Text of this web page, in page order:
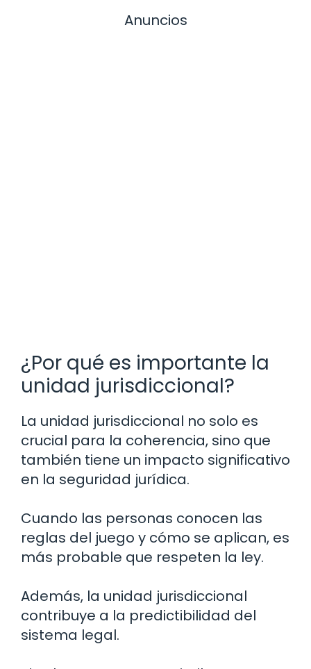
Anuncios
¿Por qué es importante la
unidad jurisdiccional?
La unidad jurisdiccional no solo es
crucial para la coherencia, sino que
también tiene un impacto significativo
en la seguridad jurídica.
Cuando las personas conocen las
reglas del juego y cómo se aplican, es
más probable que respeten la ley.
Además, la unidad jurisdiccional
contribuye a la predictibilidad del
sistema legal.